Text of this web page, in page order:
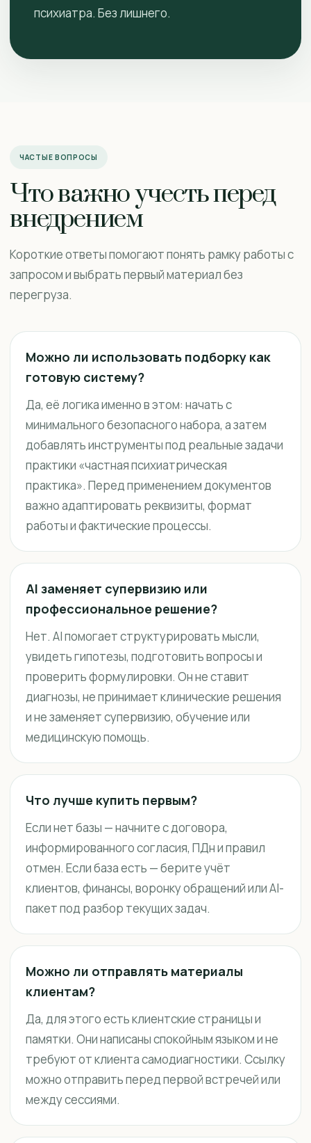
психиатра. Без лишнего.
ЧАСТЫЕ ВОПРОСЫ
Что важно учесть перед
внедрением
Короткие ответы помогают понять рамку работы с
запросом и выбрать первый материал без
перегруза.
Можно ли использовать подборку как
готовую систему?
Да, её логика именно в этом: начать с
минимального безопасного набора, а затем
добавлять инструменты под реальные задачи
практики «частная психиатрическая
практика». Перед применением документов
важно адаптировать реквизиты, формат
работы и фактические процессы.
AI заменяет супервизию или
профессиональное решение?
Нет. AI помогает структурировать мысли,
увидеть гипотезы, подготовить вопросы и
проверить формулировки. Он не ставит
диагнозы, не принимает клинические решения
и не заменяет супервизию, обучение или
медицинскую помощь.
Что лучше купить первым?
Если нет базы — начните с договора,
информированного согласия, ПДн и правил
отмен. Если база есть — берите учёт
клиентов, финансы, воронку обращений или AI-
пакет под разбор текущих задач.
Можно ли отправлять материалы
клиентам?
Да, для этого есть клиентские страницы и
памятки. Они написаны спокойным языком и не
требуют от клиента самодиагностики. Ссылку
можно отправить перед первой встречей или
между сессиями.